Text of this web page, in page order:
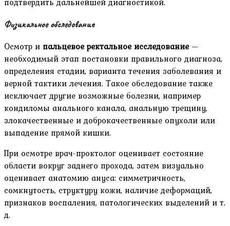
Физикальное обследование
Осмотр и пальцевое ректальное исследование—
необходимый этап постановки правильного диагноза,
определения стадии, варианта течения заболевания и
верной тактики лечения. Такое обследование также
исключает другие возможные болезни, например
кондиломы анального канала, анальную трещину,
злокачественные и доброкачественные опухоли или
выпадение прямой кишки.
При осмотре врач-проктолог оценивает состояние
области вокруг заднего прохода, затем визуально
оценивает анатомию ануса: симметричность,
сомкнутость, структуру кожи, наличие деформаций,
признаков воспаления, патологических выделений и т.
д.